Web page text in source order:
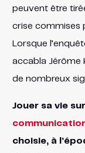
peuvent être
crise commises
Lorsque
accabla Jérôme
de nombreux
Jouer sa vie
choisie, à